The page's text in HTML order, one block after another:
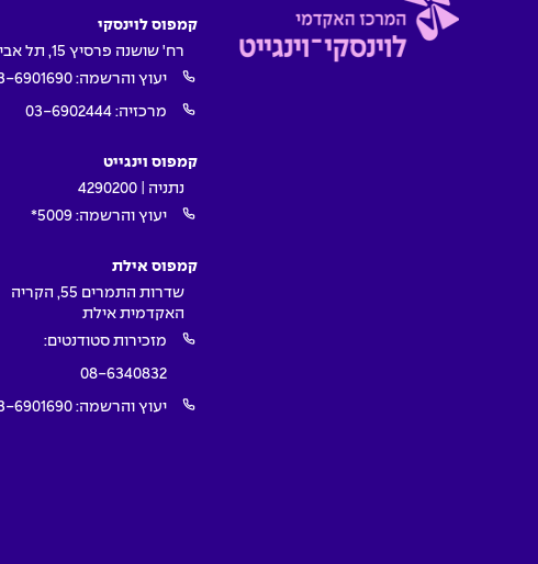
קמפוס לוינסקי
רח' שושנה פרסיץ 15, תל אביב
יעוץ והרשמה: 6901690
מרכזיה: 03-6902444
קמפוס וינגייט
נתניה | 4290200
יעוץ והרשמה: 5009*
קמפוס אילת
שדרות התמרים 55, הקריה
האקדמית אילת
מזכירות סטודנטים:
08-6340832
יעוץ והרשמה: 6901690